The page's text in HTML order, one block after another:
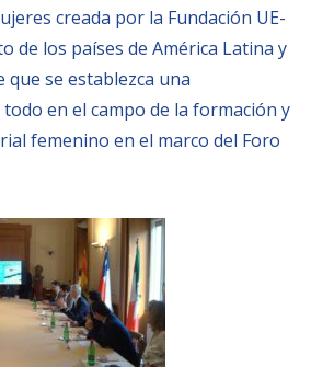
Grant
creada por la Fundación UE-
de los países de América Latina y
que se establezca una
en el campo de la formación y
femenino en el marco del Foro